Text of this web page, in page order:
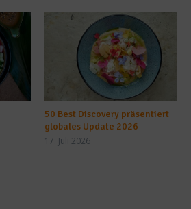
50 Best Discovery präsentiert
globales Update 2026
17. Juli 2026